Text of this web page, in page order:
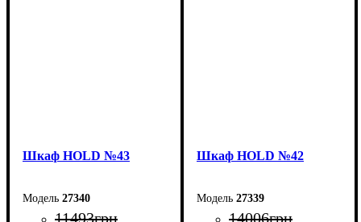
Шкаф НOLD №43
27340
11493грн
Шкаф НOLD №42
27339
14006грн